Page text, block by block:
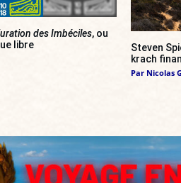
des Imbéciles, ou
libre
Steven
krach
Par Nicolas